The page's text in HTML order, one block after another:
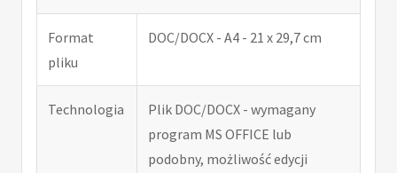
Format
pliku
DOC/DOCX - A4 - 21 x 29,7 cm
Technologia
Plik DOC/DOCX - wymagany
program MS OFFICE lub
podobny, możliwość edycji